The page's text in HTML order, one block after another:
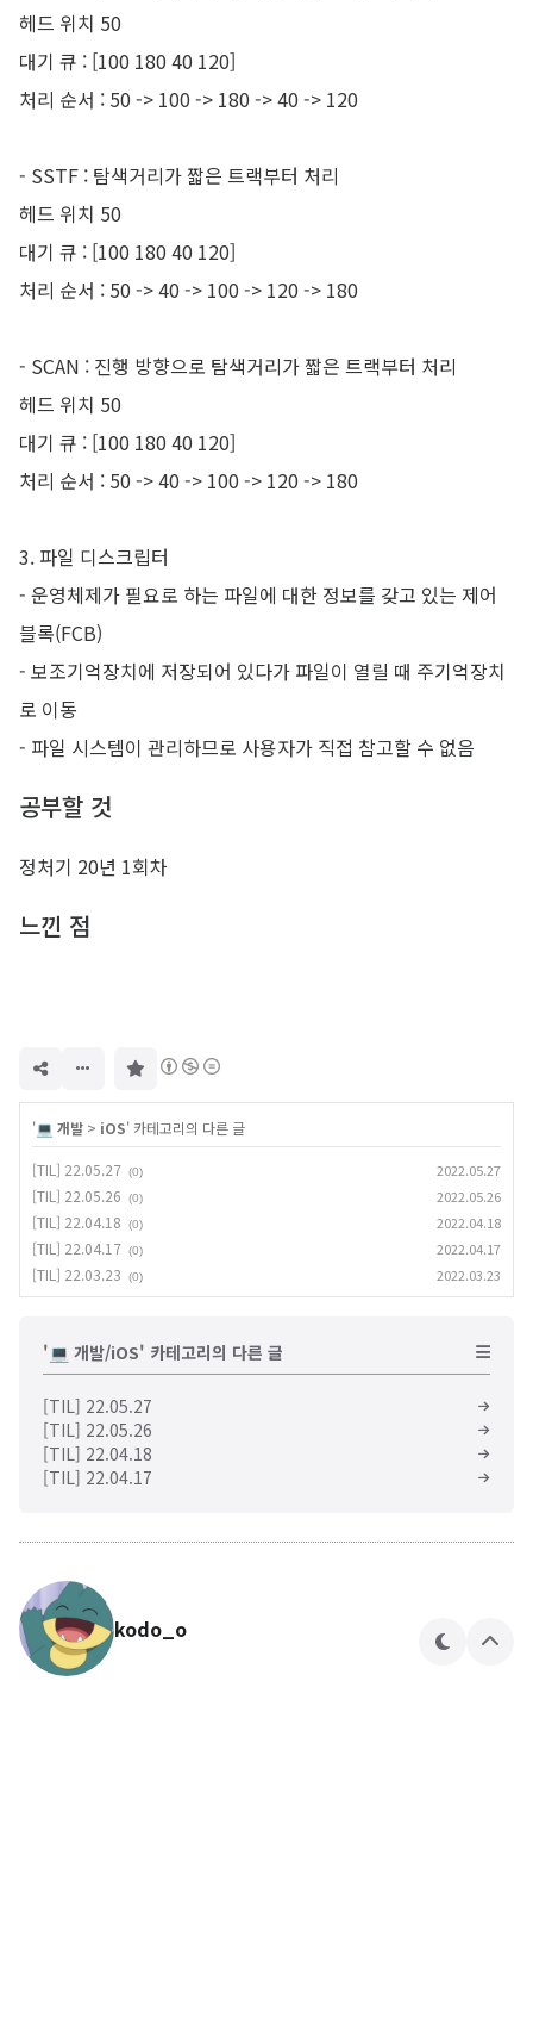
헤드 위치 50
대기 큐 : [100 180 40 120]
처리 순서 : 50 -> 100 -> 180 -> 40 -> 120
- SSTF : 탐색거리가 짧은 트랙부터 처리
헤드 위치 50
대기 큐 : [100 180 40 120]
처리 순서 : 50 -> 40 -> 100 -> 120 -> 180
- SCAN : 진행 방향으로 탐색거리가 짧은 트랙부터 처리
헤드 위치 50
대기 큐 : [100 180 40 120]
처리 순서 : 50 -> 40 -> 100 -> 120 -> 180
3. 파일 디스크립터
- 운영체제가 필요로 하는 파일에 대한 정보를 갖고 있는 제어
블록(FCB)
- 보조기억장치에 저장되어 있다가 파일이 열릴 때 주기억장치
로 이동
- 파일 시스템이 관리하므로 사용자가 직접 참고할 수 없음
공부할 것
정처기 20년 1회차
느낀 점
'💻 개발 > iOS' 카테고리의 다른 글
[TIL] 22.05.27 (0) 2022.05.27
[TIL] 22.05.26 (0) 2022.05.26
[TIL] 22.04.18 (0) 2022.04.18
[TIL] 22.04.17 (0) 2022.04.17
[TIL] 22.03.23 (0) 2022.03.23
'💻 개발/iOS' 카테고리의 다른 글
[TIL] 22.05.27
[TIL] 22.05.26
[TIL] 22.04.18
[TIL] 22.04.17
kodo_o
테
상